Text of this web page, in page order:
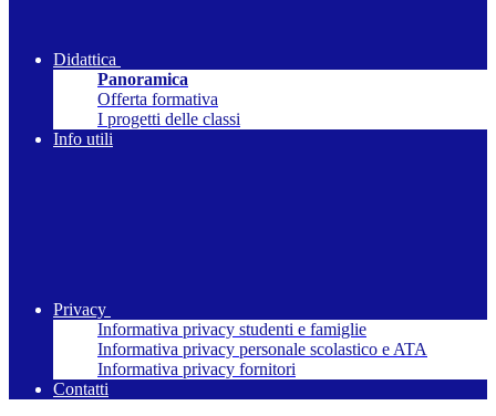
Didattica
Panoramica
Offerta formativa
I progetti delle classi
Info utili
Privacy
Informativa privacy studenti e famiglie
Informativa privacy personale scolastico e ATA
Informativa privacy fornitori
Contatti